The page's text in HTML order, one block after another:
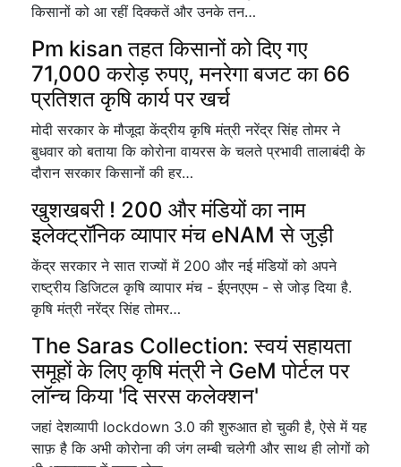
किसानों को आ रहीं दिक्कतें और उनके तन…
Pm kisan तहत किसानों को दिए गए
71,000 करोड़ रुपए, मनरेगा बजट का 66
प्रतिशत कृषि कार्य पर खर्च
मोदी सरकार के मौजूदा केंद्रीय कृषि मंत्री नरेंद्र सिंह तोमर ने
बुधवार को बताया कि कोरोना वायरस के चलते प्रभावी तालाबंदी के
दौरान सरकार किसानों की हर…
खुशखबरी ! 200 और मंडियों का नाम
इलेक्ट्रॉनिक व्यापार मंच eNAM से जुड़ी
केंद्र सरकार ने सात राज्यों में 200 और नई मंडियों को अपने
राष्ट्रीय डिजिटल कृषि व्यापार मंच - ईएनएएम - से जोड़ दिया है.
कृषि मंत्री नरेंद्र सिंह तोमर…
The Saras Collection: स्वयं सहायता
समूहों के लिए कृषि मंत्री ने GeM पोर्टल पर
लॉन्च किया 'दि सरस कलेक्शन'
जहां देशव्यापी lockdown 3.0 की शुरुआत हो चुकी है, ऐसे में यह
साफ़ है कि अभी कोरोना की जंग लम्बी चलेगी और साथ ही लोगों को